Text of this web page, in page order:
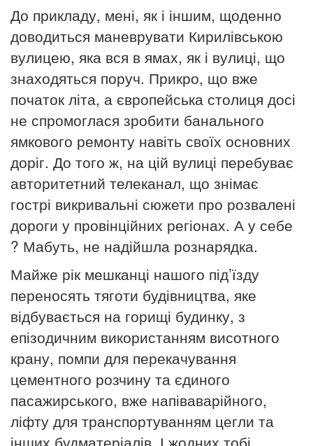
До прикладу, мені, як і іншим, щоденно
доводиться маневрувати Кирилівською
вулицею, яка вся в ямах, як і вулиці, що
знаходяться поруч. Прикро, що вже
початок літа, а європейська столиця досі
не спромоглася зробити банального
ямкового ремонту навіть своїх основних
доріг. До того ж, на цій вулиці перебуває
авторитетний телеканал, що знімає
гострі викривальні сюжети про розвалені
дороги у провінційних регіонах. А у себе
? Мабуть, не надійшла рознарядка.
Майже рік мешканці нашого під’їзду
переносять тяготи будівництва, яке
відбувається на горищі будинку, з
епізодичним використанням висотного
крану, помпи для перекачування
цементного розчину та єдиного
пасажирського, вже напіваварійного,
ліфту для транспортуванням цегли та
інших будматеріалів. І жодних тобі